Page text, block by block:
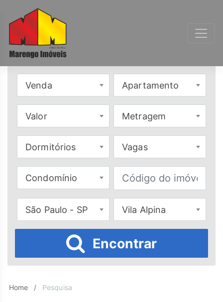
Venda Apartamento
Valor Metragem
Dormitórios Vagas
Condomínio
São Paulo - SP Vila Alpina
Encontrar
Home Pesquisa